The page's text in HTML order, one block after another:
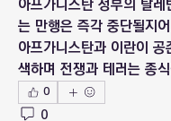
아프가니스탄 정부의 탈
는 만행은 즉각 중단될지
아프가니스탄과 이란이
색하며 전쟁과 테러는 종
0
0